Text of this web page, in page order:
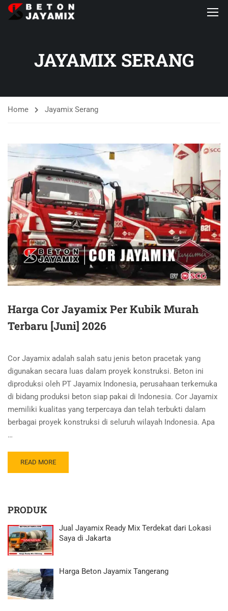
JAYAMIX SERANG
Home Jayamix Serang
Harga Cor Jayamix Per Kubik Murah
Terbaru [Juni] 2026
Cor Jayamix adalah salah satu jenis beton pracetak yang
digunakan secara luas dalam proyek konstruksi. Beton ini
diproduksi oleh PT Jayamix Indonesia, perusahaan terkemuka
di bidang produksi beton siap pakai di Indonesia. Cor Jayamix
memiliki kualitas yang terpercaya dan telah terbukti dalam
berbagai proyek konstruksi di seluruh wilayah Indonesia. Apa
…
READ MORE
PRODUK
Jual Jayamix Ready Mix Terdekat dari Lokasi
Saya di Jakarta
Harga Beton Jayamix Tangerang